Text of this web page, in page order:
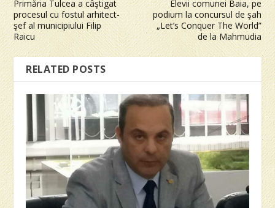
Primăria Tulcea a câştigat
procesul cu fostul arhitect-
şef al municipiului Filip
Raicu
Elevii comunei Baia, pe
podium la concursul de şah
„Let’s Conquer The World”
de la Mahmudia
RELATED POSTS